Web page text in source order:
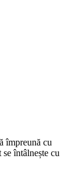
împreună cu
întâlnește cu